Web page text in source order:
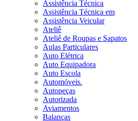
Assistência Técnica
Assistência Técnica em
Assistência Veicular
Ateliê
Ateliê de Roupas e Sapatos
Aulas Particulares
Auto Elétrica
Auto Equipadora
Auto Escola
Automóveis.
Autopeças
Autorizada
Aviamentos
Balanças